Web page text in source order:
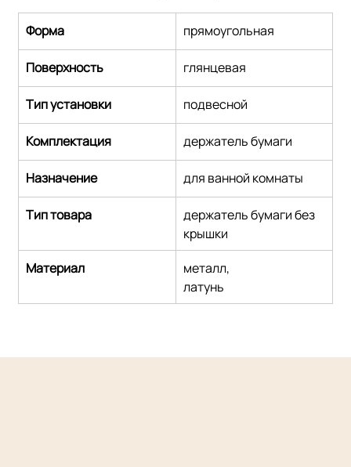
Форма прямоугольная
Поверхность глянцевая
Тип установки подвесной
Комплектация держатель бумаги
Назначение для ванной комнаты
Тип товара
держатель бумаги без
крышки
Материал
металл,
латунь